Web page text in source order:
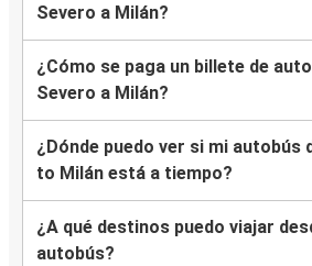
Severo a Milán?
¿Cómo se paga un billete de
Severo a Milán?
¿Dónde puedo ver si mi autobús
to Milán está a tiempo?
¿A qué destinos puedo viajar
autobús?